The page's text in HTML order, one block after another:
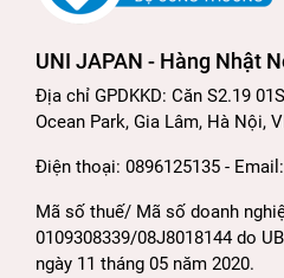
Stearic Acid, Tribehenin,
Potassium Hydroxide,
Sorbitol, Glyceryl
Fragrance, Silica,
Tetrasodium Edta
4. Hướng dẫn sử dụng :
Gatsby Perfect Scrub
UNI JAPAN - Hàng Nhật
Địa chỉ GPDKKD: Căn S2.19
Ocean Park, Gia Lâm, Hà Nội,
Điện thoại: 0896125135 -
Mã số thuế/ Mã số doanh
0109308339/08J8018144 do
ngày 11 tháng 05 năm 2020.